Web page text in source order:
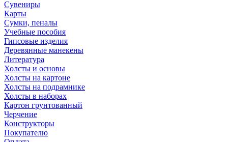
Сувениры
Карты
Сумки, пеналы
Учебные пособия
Гипсовые изделия
Деревянные манекены
Литература
Холсты и основы
Холсты на картоне
Холсты на подрамнике
Холсты в наборах
Картон грунтованный
Черчение
Конструкторы
Покупателю